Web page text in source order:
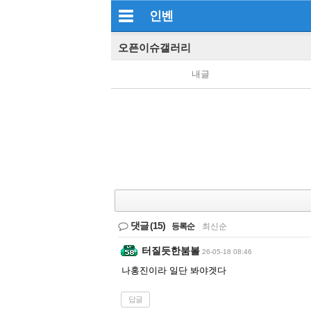
인벤
오픈이슈갤러리
내글
댓글(15) 등록순 최신순
터질듯한붐볼 26-05-18 08:46
나홍진이라 일단 봐야겟다
답글